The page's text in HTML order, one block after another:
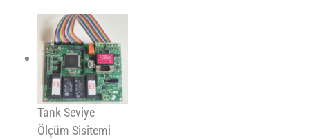
Tank Seviye
Ölçüm Sisitemi